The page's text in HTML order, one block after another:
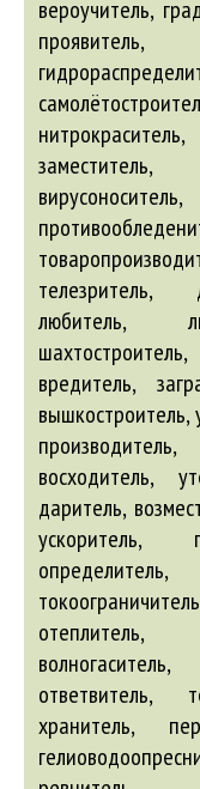
вероучитель,
заместитель,
телезритель,
любитель,
вредитель,
вышкостроитель,
восходитель,
даритель,
ускоритель,
отеплитель,
ответвитель,
хранитель,